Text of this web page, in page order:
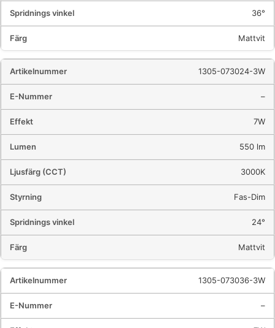
36°
Mattvit
1305-073024-3W
–
7W
550 lm
3000K
Fas-Dim
24°
Mattvit
1305-073036-3W
–